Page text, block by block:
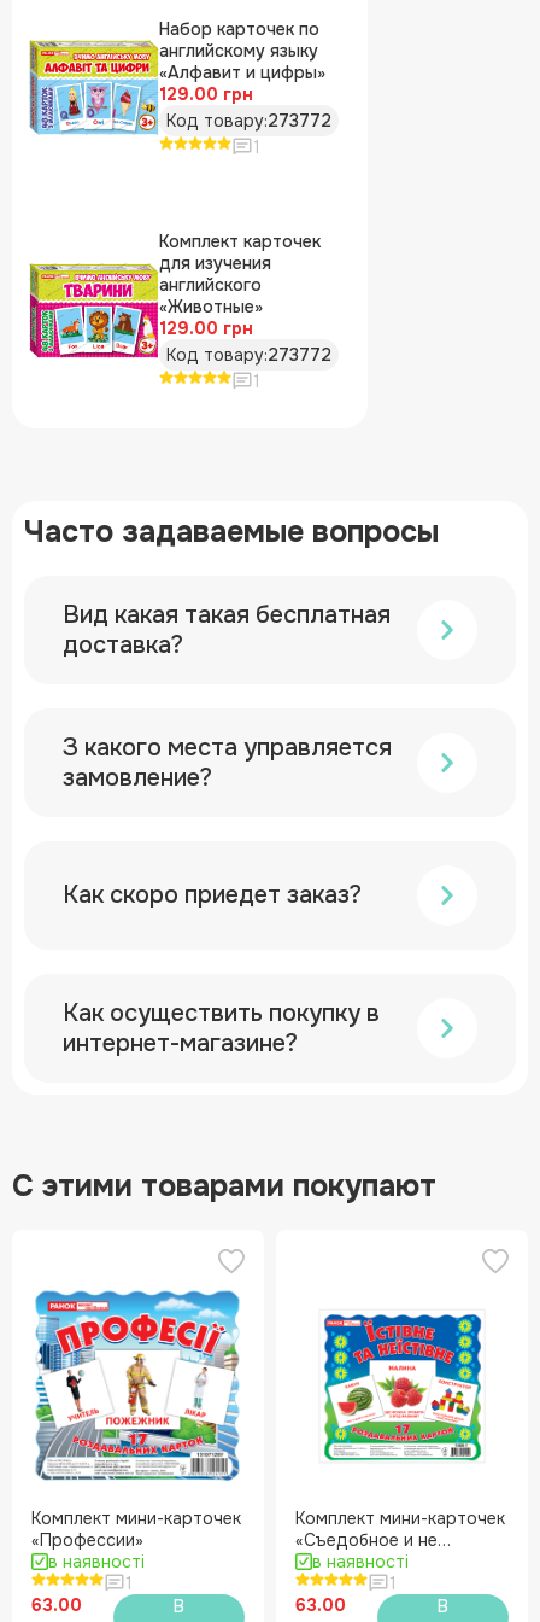
Набор карточек по
английскому языку
«Алфавит и цифры»
129.00 грн
Код товару:273772
1
Комплект карточек
для изучения
английского
«Животные»
129.00 грн
Код товару:273772
1
Часто задаваемые вопросы
Вид какая такая бесплатная
доставка?
З какого места управляется
замовление?
Как скоро приедет заказ?
Как осуществить покупку в
интернет-магазине?
С этими товарами покупают
Комплект мини-карточек
«Профессии»
в наявності
1
63.00
В
Комплект мини-карточек
«Съедобное и не
съедобное»
в наявності
1
63.00
В